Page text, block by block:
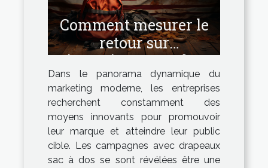
Comment mesurer le
retour sur
investissement des
campagnes avec
drapeaux sac à dos
Dans le panorama dynamique du
marketing moderne, les entreprises
recherchent constamment des
moyens innovants pour promouvoir
leur marque et atteindre leur public
cible. Les campagnes avec drapeaux
sac à dos se sont révélées être une